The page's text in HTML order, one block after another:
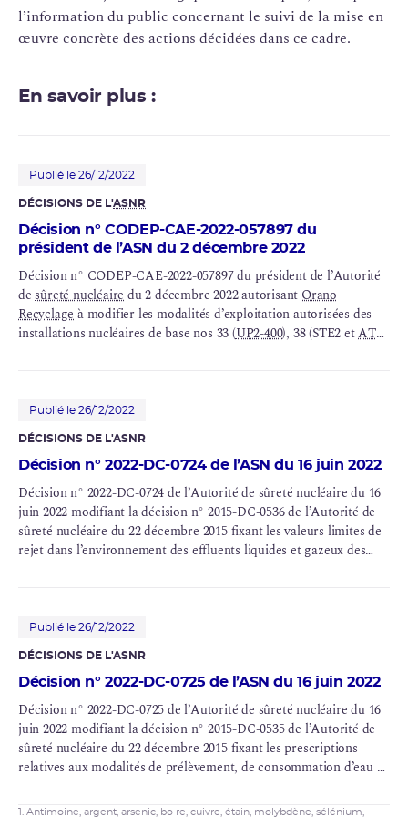
l’information du public concernant le suivi de la mise en
œuvre concrète des actions décidées dans ce cadre.
En savoir plus :
Publié le 26/12/2022
DÉCISIONS DE L'ASNR
Décision n° CODEP-CAE-2022-057897 du
président de l’ASN du 2 décembre 2022
Décision n° CODEP-CAE-2022-057897 du président de l’Autorité
desûreté nucléairedu 2 décembre 2022 autorisantOrano
Recyclageà modifier les modalités d’exploitation autorisées des
installations nucléaires de base nos 33 (UP2-400), 38 (STE2 etAT1),
Publié le 26/12/2022
DÉCISIONS DE L'ASNR
Décision n° 2022-DC-0724 de l’ASN du 16 juin 2022
Décision n° 2022-DC-0724 de l’Autorité de sûreté nucléaire du 16
juin 2022 modifiant la décision n° 2015-DC-0536 de l’Autorité de
sûreté nucléaire du 22 décembre 2015 fixant les valeurs limites de
rejet dans l’environnement des effluents liquides et gazeux des
(département de la Manche).
Publié le 26/12/2022
DÉCISIONS DE L'ASNR
Décision n° 2022-DC-0725 de l’ASN du 16 juin 2022
Décision n° 2022-DC-0725 de l’Autorité de sûreté nucléaire du 16
juin 2022 modifiant la décision n° 2015-DC-0535 de l’Autorité de
sûreté nucléaire du 22 décembre 2015 fixant les prescriptions
relatives aux modalités de prélèvement, de consommation d’eau et
installations nucléaires de base
1. Antimoine, argent, arsenic, bo re, cuivre, étain, molybdène, sélénium,